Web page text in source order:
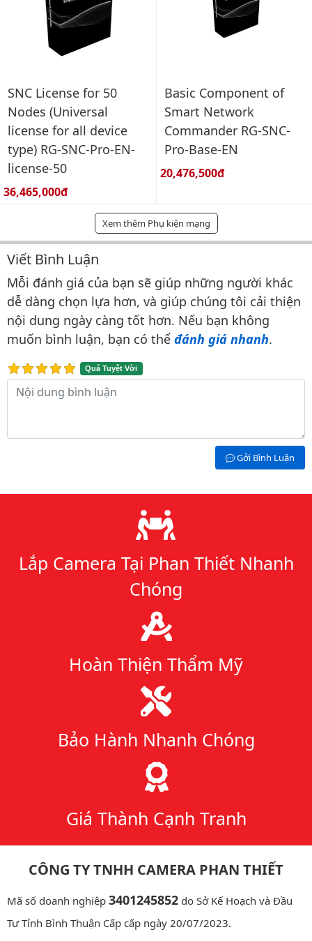
SNC License for 50
Nodes (Universal
license for all device
type) RG-SNC-Pro-EN-
license-50
Giá bán:
36,465,000đ
Basic Component of
Smart Network
Commander RG-SNC-
Pro-Base-EN
Giá bán:
20,476,500đ
Xem thêm Phụ kiện mạng
Bình luận & Đánh giá
Viết Bình Luận
Mỗi đánh giá của bạn sẽ giúp những người khác
dễ dàng chọn lựa hơn, và giúp chúng tôi cải thiện
nội dung ngày càng tốt hơn. Nếu bạn không
muốn bình luận, bạn có thể đánh giá nhanh.
Quá Tuyệt Vời
Nội dung bình luận
Gởi Bình Luận
Lý do chọn chúng tôi
Lắp Camera Tại Phan Thiết Nhanh
Chóng
Hoàn Thiện Thẩm Mỹ
Bảo Hành Nhanh Chóng
Giá Thành Cạnh Tranh
CÔNG TY TNHH CAMERA PHAN THIẾT
Mã số doanh nghiệp 3401245852 do Sở Kế Hoạch và Đầu
Tư Tỉnh Bình Thuận Cấp cấp ngày 20/07/2023.